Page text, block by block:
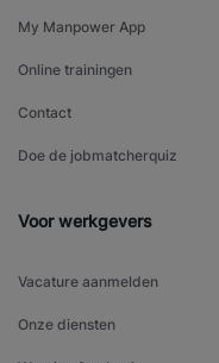
My Manpower App
Online trainingen
Contact
Doe de jobmatcherquiz
Voor werkgevers
Vacature aanmelden
Onze diensten